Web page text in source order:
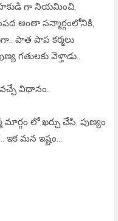
గా నియమించి,
అంతా సన్మార్గంలోనికి,
పాత పాప కర్మలు
గతులకు వెళ్తాడు..
విధానం..
లో ఖర్చు చేసి, పుణ్యం
మన ఇష్టం...